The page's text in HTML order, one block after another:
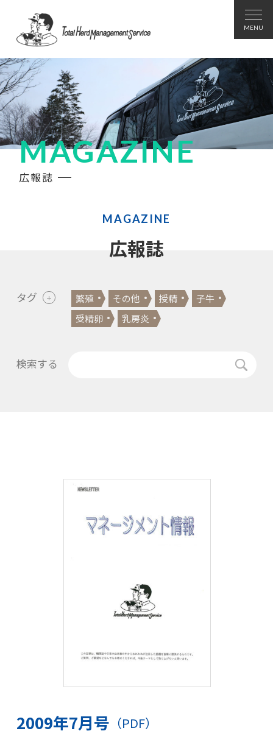
MAGAZINE
広報誌
MAGAZINE
広報誌
タグ 繁殖 その他 授精
子牛
受精卵
乳房炎
2009年7月号 （PDF）